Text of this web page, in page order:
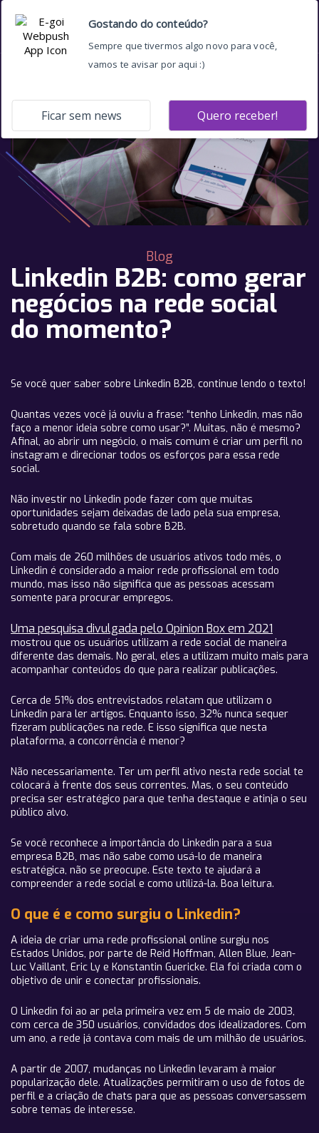
Blog
Linkedin B2B: como gerar
negócios na rede social
do momento?
Se você quer saber sobre Linkedin B2B, continue lendo o texto!
Quantas vezes você já ouviu a frase: “tenho Linkedin, mas não
faço a menor ideia sobre como usar?”. Muitas, não é mesmo?
Afinal, ao abrir um negócio, o mais comum é criar um perfil no
instagram e direcionar todos os esforços para essa rede
social.
Não investir no Linkedin pode fazer com que muitas
oportunidades sejam deixadas de lado pela sua empresa,
sobretudo quando se fala sobre B2B.
Com mais de 260 milhões de usuários ativos todo mês, o
Linkedin é considerado a maior rede profissional em todo
mundo, mas isso não significa que as pessoas acessam
somente para procurar empregos.
Uma pesquisa divulgada pelo Opinion Box em 2021
mostrou que os usuários utilizam a rede social de maneira
diferente das demais. No geral, eles a utilizam muito mais para
acompanhar conteúdos do que para realizar publicações.
Cerca de 51% dos entrevistados relatam que utilizam o
Linkedin para ler artigos. Enquanto isso, 32% nunca sequer
fizeram publicações na rede. E isso significa que nesta
plataforma, a concorrência é menor?
Não necessariamente. Ter um perfil ativo nesta rede social te
colocará à frente dos seus correntes. Mas, o seu conteúdo
precisa ser estratégico para que tenha destaque e atinja o seu
público alvo.
Se você reconhece a importância do Linkedin para a sua
empresa B2B, mas não sabe como usá-lo de maneira
estratégica, não se preocupe. Este texto te ajudará a
compreender a rede social e como utilizá-la. Boa leitura.
O que é e como surgiu o Linkedin?
A ideia de criar uma rede profissional online surgiu nos
Estados Unidos, por parte de Reid Hoffman, Allen Blue, Jean-
Luc Vaillant, Eric Ly e Konstantin Guericke. Ela foi criada com o
objetivo de unir e conectar profissionais.
O Linkedin foi ao ar pela primeira vez em 5 de maio de 2003,
com cerca de 350 usuários, convidados dos idealizadores. Com
um ano, a rede já contava com mais de um milhão de usuários.
A partir de 2007, mudanças no Linkedin levaram à maior
popularização dele. Atualizações permitiram o uso de fotos de
perfil e a criação de chats para que as pessoas conversassem
sobre temas de interesse.